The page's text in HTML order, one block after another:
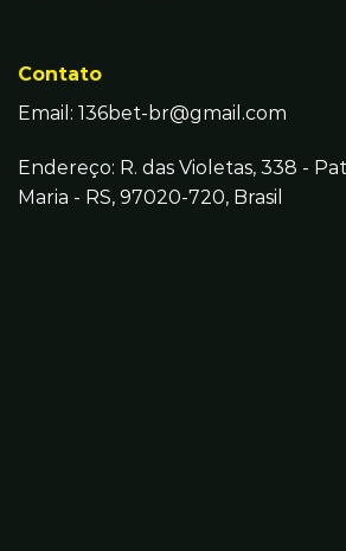
Contato
Email: 136bet-br@gmail.com
Endereço: R. das Violetas, 338 -
Maria - RS, 97020-720, Brasil